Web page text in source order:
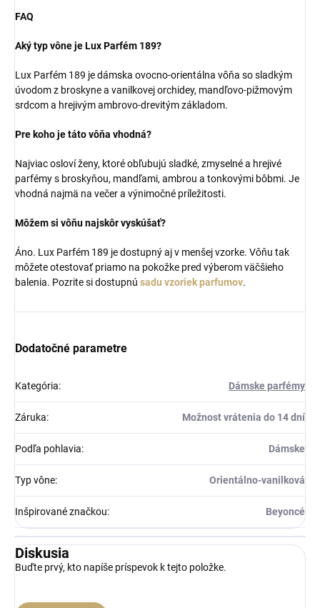
FAQ
Aký typ vône je Lux Parfém 189?
Lux Parfém 189 je dámska ovocno-orientálna vôňa so sladkým
úvodom z broskyne a vanilkovej orchidey, mandľovo-pižmovým
srdcom a hrejivým ambrovo-drevitým základom.
Pre koho je táto vôňa vhodná?
Najviac osloví ženy, ktoré obľubujú sladké, zmyselné a hrejivé
parfémy s broskyňou, mandľami, ambrou a tonkovými bôbmi. Je
vhodná najmä na večer a výnimočné príležitosti.
Môžem si vôňu najskôr vyskúšať?
Áno. Lux Parfém 189 je dostupný aj v menšej vzorke. Vôňu tak
môžete otestovať priamo na pokožke pred výberom väčšieho
balenia. Pozrite si dostupnú sadu vzoriek parfumov.
Dodatočné parametre
Kategória: Dámske parfémy
Záruka: Možnost vrátenia do 14 dní
Podľa pohlavia: Dámske
Typ vône: Orientálno-vanilková
Inšpirované značkou: Beyoncé
Diskusia
Buďte prvý, kto napíše príspevok k tejto položke.